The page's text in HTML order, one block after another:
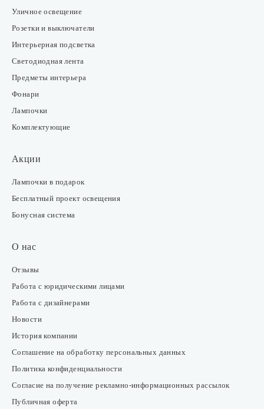
Уличное освещение
Розетки и выключатели
Интерьерная подсветка
Светодиодная лента
Предметы интерьера
Фонари
Лампочки
Комплектующие
Акции
Лампочки в подарок
Бесплатный проект освещения
Бонусная система
О нас
Отзывы
Работа с юридическими лицами
Работа с дизайнерами
Новости
История компании
Соглашение на обработку персональных данных
Политика конфиденциальности
Согласие на получение рекламно-информационных рассылок
Публичная оферта